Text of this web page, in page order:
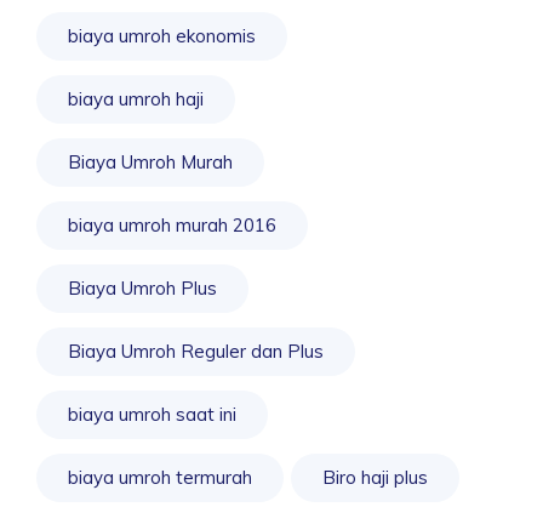
biaya umroh ekonomis
biaya umroh haji
Biaya Umroh Murah
biaya umroh murah 2016
Biaya Umroh Plus
Biaya Umroh Reguler dan Plus
biaya umroh saat ini
biaya umroh termurah Biro haji plus